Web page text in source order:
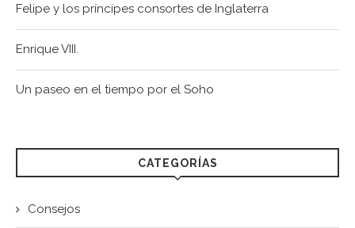
Felipe y los príncipes consortes de Inglaterra
Enrique VIII.
Un paseo en el tiempo por el Soho
CATEGORÍAS
Consejos